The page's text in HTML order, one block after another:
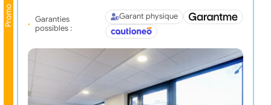
Promo
Garanties
possibles :
Garant physique